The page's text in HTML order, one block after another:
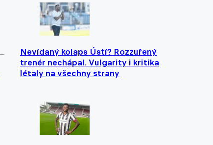
Nevídaný kolaps Ústí? Rozzuřený
trenér nechápal. Vulgarity i kritika
létaly na všechny strany